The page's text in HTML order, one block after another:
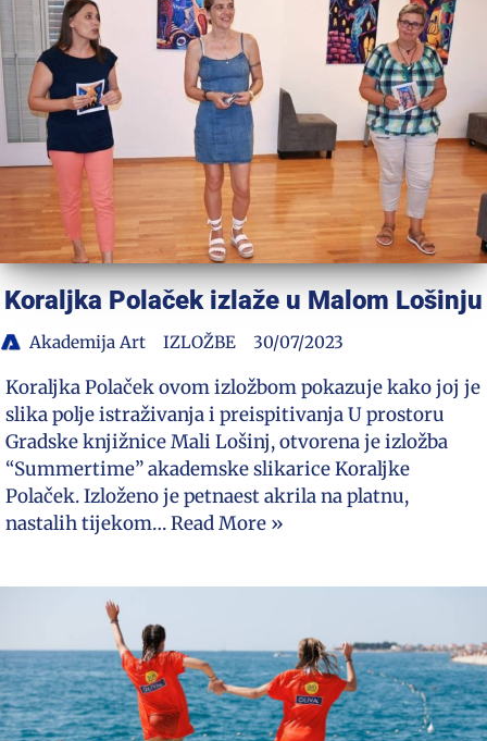
Koraljka Polaček izlaže u Malom Lošinju
Akademija Art IZLOŽBE 30/07/2023
Koraljka Polaček ovom izložbom pokazuje kako joj je
slika polje istraživanja i preispitivanja U prostoru
Gradske knjižnice Mali Lošinj, otvorena je izložba
“Summertime” akademske slikarice Koraljke
Polaček. Izloženo je petnaest akrila na platnu,
nastalih tijekom…Read More »